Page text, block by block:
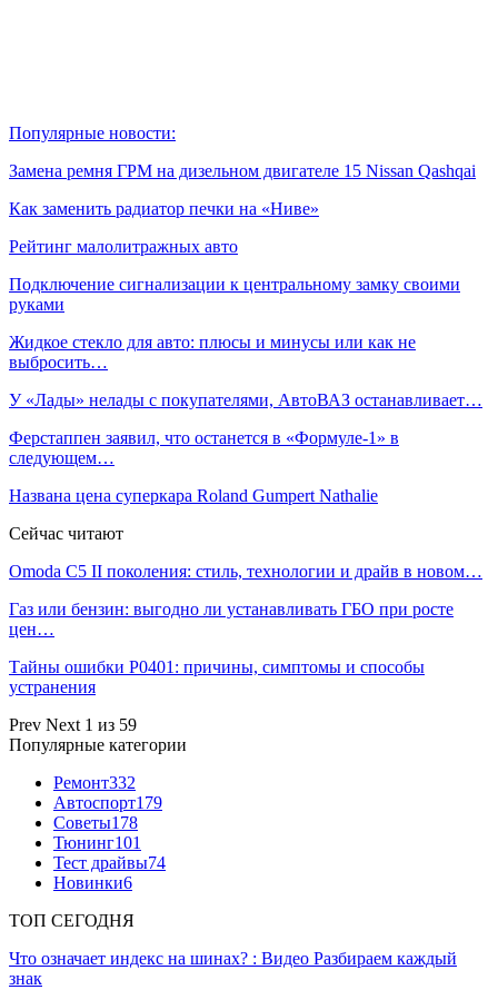
Популярные новости:
Замена ремня ГРМ на дизельном двигателе 15 Nissan Qashqai
Как заменить радиатор печки на «Ниве»
Рейтинг малолитражных авто
Подключение сигнализации к центральному замку своими
руками
Жидкое стекло для авто: плюсы и минусы или как не
выбросить…
У «Лады» нелады с покупателями, АвтоВАЗ останавливает…
Ферстаппен заявил, что останется в «Формуле‑1» в
следующем…
Названа цена суперкара Roland Gumpert Nathalie
Сейчас читают
Omoda C5 II поколения: стиль, технологии и драйв в новом…
Газ или бензин: выгодно ли устанавливать ГБО при росте
цен…
Тайны ошибки P0401: причины, симптомы и способы
устранения
Prev Next 1 из 59
Популярные категории
Ремонт332
Автоспорт179
Советы178
Тюнинг101
Тест драйвы74
Новинки6
ТОП СЕГОДНЯ
Что означает индекс на шинах? : Видео Разбираем каждый
знак